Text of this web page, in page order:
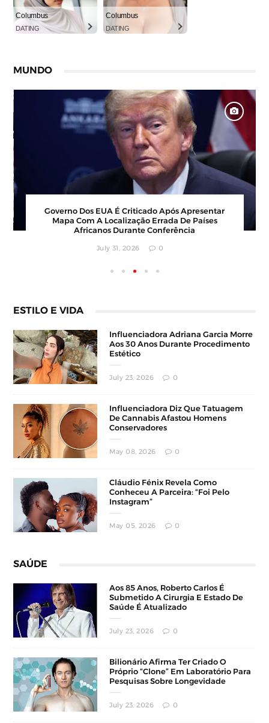
Columbus
DATING
Columbus
DATING
MUNDO
Barbearia Nudista Viraliza Ao Atrair Clientes Com
Conceito Inusitado E Faturamento Milionário
ESTILO E VIDA
Influenciadora Adriana Garcia Morre
Aos 30 Anos Durante Procedimento
Estético
July 23, 2026 0
Influenciadora Diz Que Tatuagem
De Cannabis Afastou Homens
Conservadores
May 08, 2026 0
Cláudio Fénix Revela Como
Conheceu A Parceira: “Foi Pelo
Instagram”
May 05, 2026 0
SAÚDE
Aos 85 Anos, Roberto Carlos É
Submetido A Cirurgia E Estado De
Saúde É Atualizado
July 23, 2026 0
Bilionário Afirma Ter Criado O
Próprio “Clone” Em Laboratório Para
Pesquisas Sobre Longevidade
July 23, 2026 0